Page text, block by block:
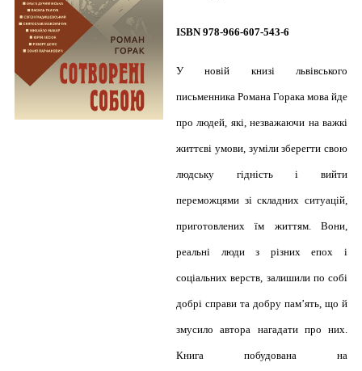
ISBN 978-966-607-543-6
У новій книзі львівського
письменника Романа Горака мова йде
про людей, які, незважаючи на важкі
життєві умови, зуміли зберегти свою
людську гідність і вийти
переможцями зі складних ситуацій,
приготовлених їм життям. Вони,
реальні люди з різних епох і
соціальних верств, залишили по собі
добрі справи та добру пам’ять, що й
змусило автора нагадати про них.
Книга побудована на